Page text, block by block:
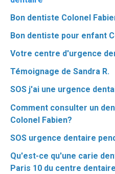
Bon dentiste Colonel
Bon dentiste pour enfant
Votre centre d'urgence
Témoignage de Sandra R.
SOS j'ai une urgence
Comment consulter un
Colonel Fabien?
SOS urgence dentaire
Qu'est-ce qu'une carie
Paris 10 du centre